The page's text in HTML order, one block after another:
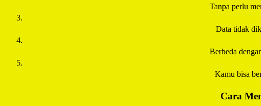
Tanpa perlu
Data tidak
Berbeda
Kamu bisa
Cara